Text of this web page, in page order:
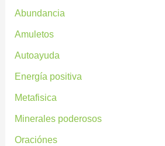
Abundancia
Amuletos
Autoayuda
Energía positiva
Metafisica
Minerales poderosos
Oraciónes